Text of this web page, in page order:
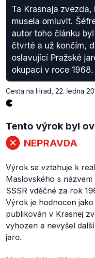
Ta Krasnaja
musela omluvit.
autor toho článku
čtvrté a už končím,
oslavující Pražské
okupaci v roce 1968.
Cesta na Hrad 22. ledna
Tento výrok byl
NEPRAVDA
Výrok se vztahuje k
Maslovského s názvem
SSSR vděčné za rok
Výrok je hodnocen
publikován v Krasnej
vyhozen a nevyšel
jaro.